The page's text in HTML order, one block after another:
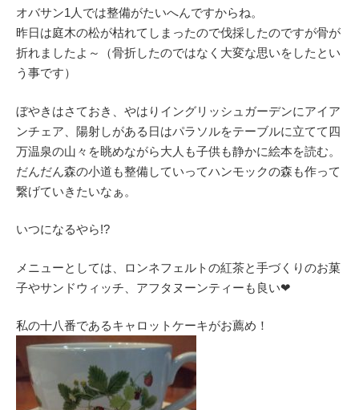
オバサン1人では整備がたいへんですからね。
昨日は庭木の松が枯れてしまったので伐採したのですが骨が
折れましたよ～（骨折したのではなく大変な思いをしたとい
う事です）
ぼやきはさておき、やはりイングリッシュガーデンにアイア
ンチェア、陽射しがある日はパラソルをテーブルに立てて四
万温泉の山々を眺めながら大人も子供も静かに絵本を読む。
だんだん森の小道も整備していってハンモックの森も作って
繋げていきたいなぁ。
いつになるやら!?
メニューとしては、ロンネフェルトの紅茶と手づくりのお菓
子やサンドウィッチ、アフタヌーンティーも良い❤
私の十八番であるキャロットケーキがお薦め！